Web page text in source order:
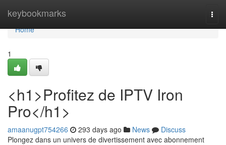
keybookmarks
Home
Home
1
<h1>Profitez de IPTV Iron
Pro</h1>
amaanugpt754266 293 days ago News
Discuss
Plongez dans un univers de divertissement avec abonnement